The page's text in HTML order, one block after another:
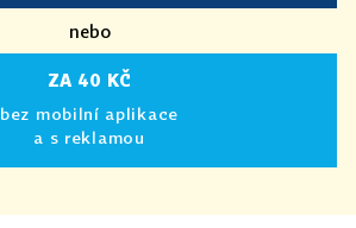
nebo
ZA 40 KČ
bez mobilní aplikace
a s reklamou